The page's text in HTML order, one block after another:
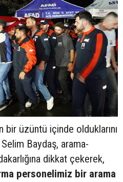
üzüntü içinde olduklarını
Baydaş, arama-
dikkat çekerek,
personelimiz bir arama